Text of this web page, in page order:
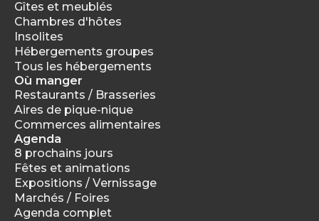
Gîtes et meublés
Chambres d'hôtes
Insolites
Hébergements groupes
Tous les hébergements
Où manger
Restaurants / Brasseries
Aires de pique-nique
Commerces alimentaires
Agenda
8 prochains jours
Fêtes et animations
Expositions / Vernissage
Marchés / Foires
Agenda complet